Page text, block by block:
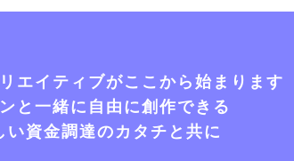
エイティブがここから始まります
と一緒に自由に創作できる
い資金調達のカタチと共に